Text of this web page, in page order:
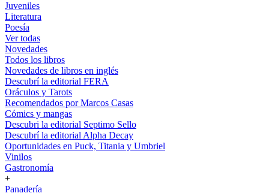
Juveniles
Literatura
Poesía
Ver todas
Novedades
Todos los libros
Novedades de libros en inglés
Descubrí la editorial FERA
Oráculos y Tarots
Recomendados por Marcos Casas
Cómics y mangas
Descubri la editorial Septimo Sello
Descubrí la editorial Alpha Decay
Oportunidades en Puck, Titania y Umbriel
Vinilos
Gastronomía
+
Panadería